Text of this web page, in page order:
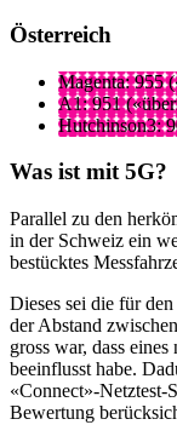
Österreich
Magenta: 955
A1: 951
Hutchinson3:
Was ist mit 5G?
Parallel zu den
in der Schweiz ein
bestücktes
Dieses sei die für
der Abstand
gross war, dass
beeinflusst habe.
«Connect»-Netztest-
Bewertung